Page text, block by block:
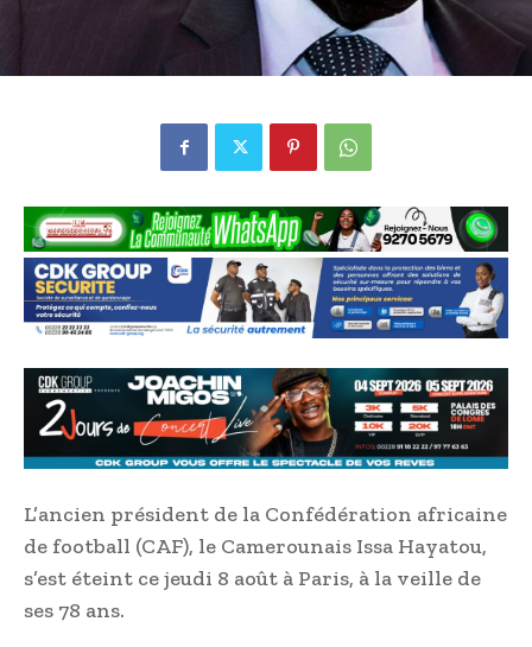
L’ancien président de la Confédération africaine
de football (CAF), le Camerounais Issa Hayatou,
s’est éteint ce jeudi 8 août à Paris, à la veille de
ses 78 ans.